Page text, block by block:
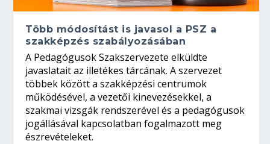
Több módosítást is javasol a PSZ a
szakképzés szabályozásában
A Pedagógusok Szakszervezete elküldte
javaslatait az illetékes tárcának. A szervezet
többek között a szakképzési centrumok
működésével, a vezetői kinevezésekkel, a
szakmai vizsgák rendszerével és a pedagógusok
jogállásával kapcsolatban fogalmazott meg
észrevételeket.